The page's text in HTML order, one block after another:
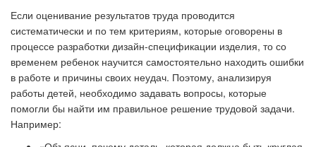
Если оценивание результатов труда проводится
систематически и по тем критериям, которые оговорены в
процессе разработки дизайн-спецификации изделия, то со
временем ребенок научится самостоятельно находить ошибки
в работе и причины своих неудач. Поэтому, анализируя
работы детей, необходимо задавать вопросы, которые
помогли бы найти им правильное решение трудовой задачи.
Например: